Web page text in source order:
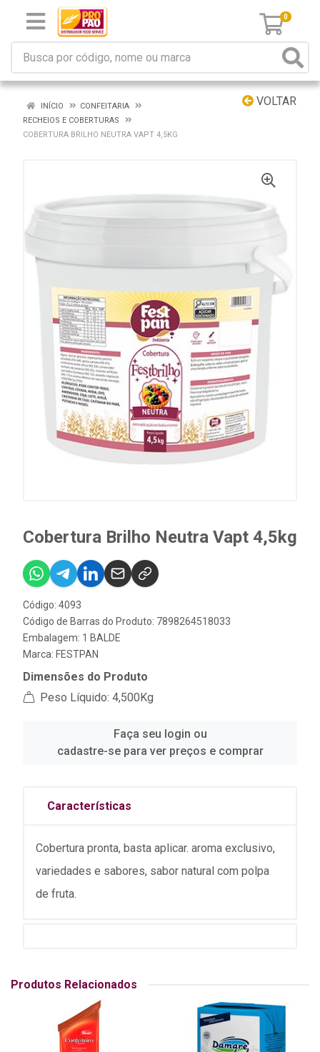
0
VOLTAR
INÍCIO
CONFEITARIA
RECHEIOS E COBERTURAS
COBERTURA BRILHO NEUTRA VAPT 4,5KG
Cobertura Brilho Neutra Vapt 4,5kg
Código: 4093
Código de Barras do Produto: 7898264518033
Embalagem: 1 BALDE
Marca: FESTPAN
Dimensões do Produto
Peso Líquido: 4,500Kg
Faça seu login ou
cadastre-se para ver preços e comprar
Características
Cobertura pronta, basta aplicar. aroma exclusivo,
variedades e sabores, sabor natural com polpa
de fruta.
Produtos Relacionados